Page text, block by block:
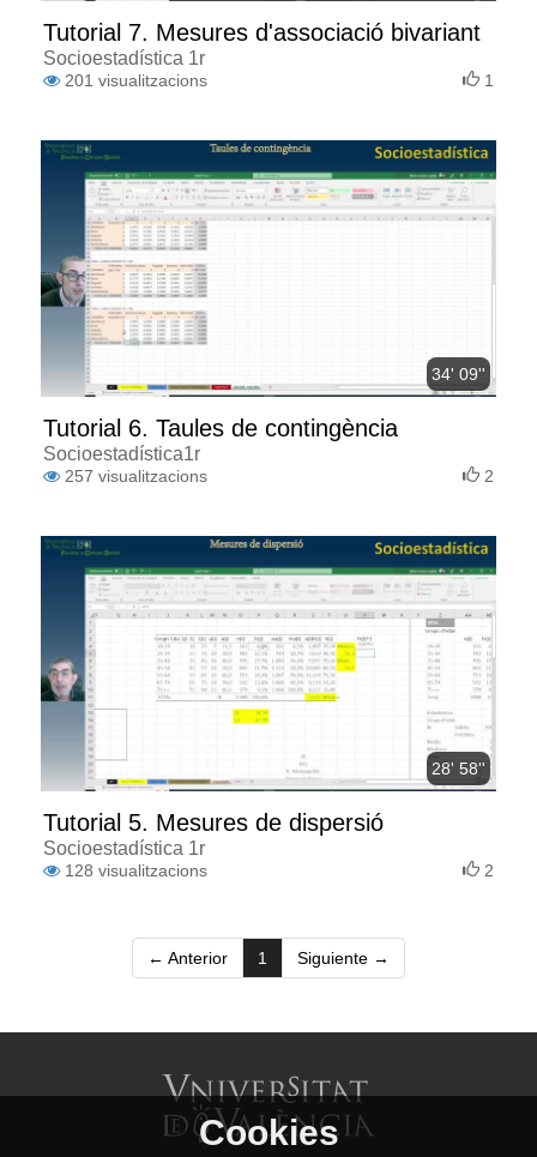
Tutorial 7. Mesures d'associació bivariant
Socioestadística 1r
201 visualitzacions 1
34' 09''
Tutorial 6. Taules de contingència
Socioestadística1r
257 visualitzacions 2
28' 58''
Tutorial 5. Mesures de dispersió
Socioestadística 1r
128 visualitzacions 2
← Anterior 1 (current)
Siguiente →
Cookies